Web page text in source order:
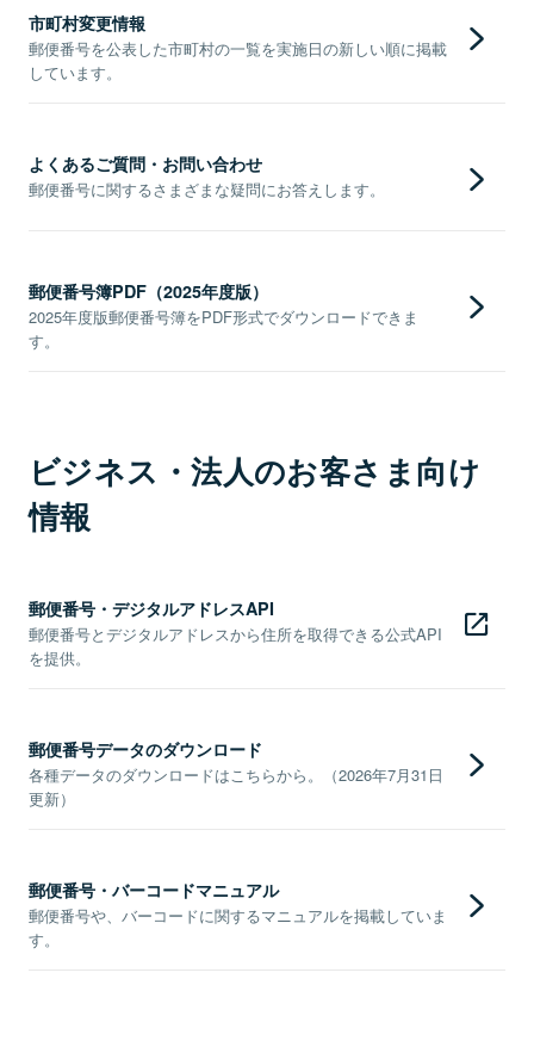
市町村変更情報
郵便番号を公表した市町村の一覧を実施日の新しい順に掲載
しています。
よくあるご質問・お問い合わせ
郵便番号に関するさまざまな疑問にお答えします。
郵便番号簿PDF（2025年度版）
2025年度版郵便番号簿をPDF形式でダウンロードできま
す。
ビジネス・法人のお客さま向け
情報
郵便番号・デジタルアドレスAPI
郵便番号とデジタルアドレスから住所を取得できる公式API
を提供。
郵便番号データのダウンロード
各種データのダウンロードはこちらから。（2026年7月31日
更新）
郵便番号・バーコードマニュアル
郵便番号や、バーコードに関するマニュアルを掲載していま
す。